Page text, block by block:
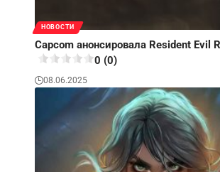
НОВОСТИ
Capcom анонсировала Resident Evil
0 (0)
08.06.2025